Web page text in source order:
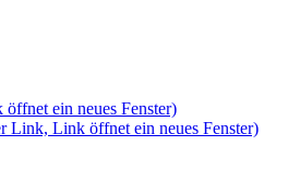
ein neues Fenster)
Link, Link öffnet ein neues Fenster)